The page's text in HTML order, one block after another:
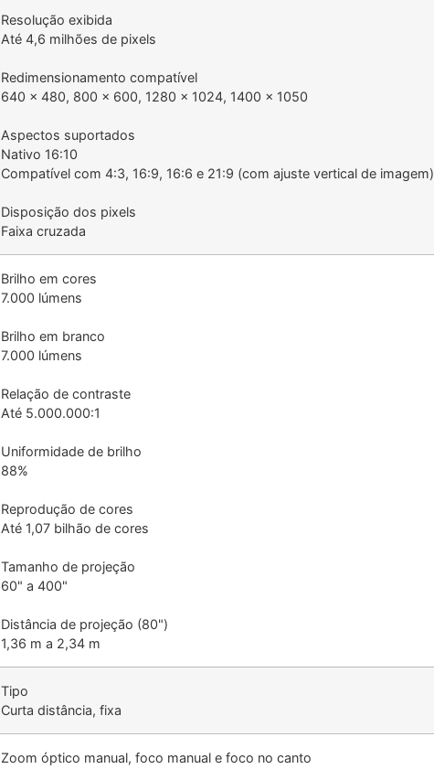
Resolução exibida
Até 4,6 milhões de pixels
Redimensionamento compatível
640 × 480, 800 × 600, 1280 × 1024, 1400 × 1050
Aspectos suportados
Nativo 16:10
Compatível com 4:3, 16:9, 16:6 e 21:9 (com ajuste vertical de imagem)
Disposição dos pixels
Faixa cruzada
Brilho em cores
7.000 lúmens
Brilho em branco
7.000 lúmens
Relação de contraste
Até 5.000.000:1
Uniformidade de brilho
88%
Reprodução de cores
Até 1,07 bilhão de cores
Tamanho de projeção
60" a 400"
Distância de projeção (80")
1,36 m a 2,34 m
Tipo
Curta distância, fixa
Zoom óptico manual, foco manual e foco no canto